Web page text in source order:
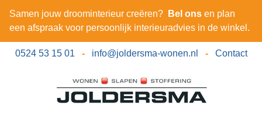
Samen jouw droominterieur creëren? Bel ons en plan
een afspraak voor persoonlijk interieuradvies in de winkel.
0524 53 15 01 - info@joldersma-wonen.nl - Contact